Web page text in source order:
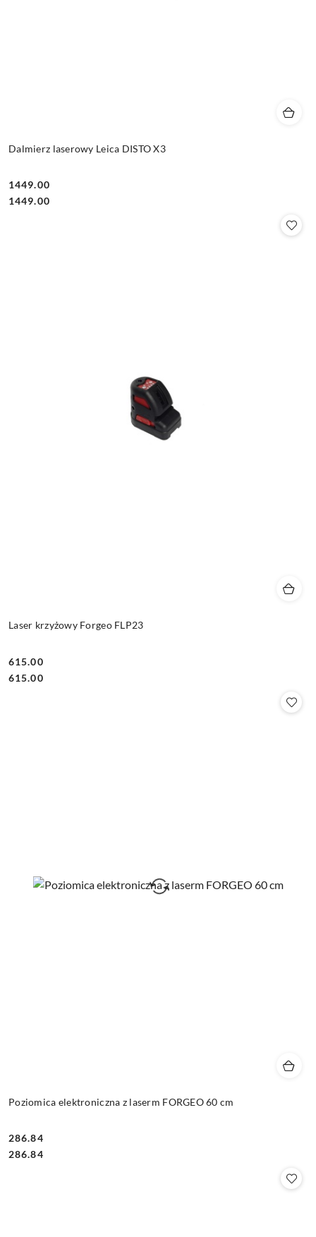
Dalmierz laserowy Leica DISTO X3
Cena:
1449.00
Cena:
1449.00
Laser krzyżowy Forgeo FLP23
Cena:
615.00
Cena:
615.00
Poziomica elektroniczna z laserm FORGEO 60 cm
Cena:
286.84
Cena:
286.84